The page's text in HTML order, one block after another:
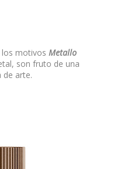
los motivosMetallo
son fruto de una
de arte.